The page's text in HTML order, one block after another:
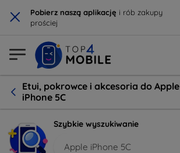
× Pobierz naszą aplikację i rób zakupy
prościej
Etui, pokrowce i akcesoria do Apple
iPhone 5C
Szybkie wyszukiwanie
Apple iPhone 5C